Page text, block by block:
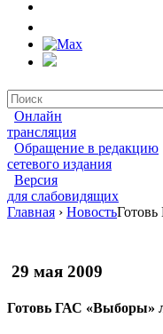
Онлайн
трансляция
Обращение в редакцию
сетевого издания
Версия
для слабовидящих
Главная › Новость
29 мая 2009
Готовь ГАС «Выборы»